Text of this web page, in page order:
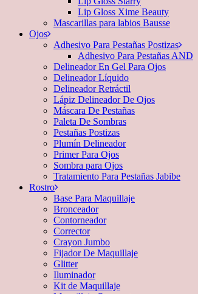
Lip Gloss Xime Beauty
Mascarillas para labios Bausse
Ojos
Adhesivo Para Pestañas Postizas
Adhesivo Para Pestañas AND
Delineador En Gel Para Ojos
Delineador Líquido
Delineador Retráctil
Lápiz Delineador De Ojos
Máscara De Pestañas
Paleta De Sombras
Pestañas Postizas
Plumín Delineador
Primer Para Ojos
Sombra para Ojos
Tratamiento Para Pestañas Jabibe
Rostro
Base Para Maquillaje
Bronceador
Contorneador
Corrector
Crayon Jumbo
Fijador De Maquillaje
Glitter
Iluminador
Kit de Maquillaje